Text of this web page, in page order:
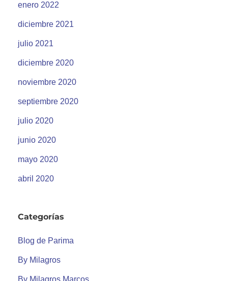
enero 2022
diciembre 2021
julio 2021
diciembre 2020
noviembre 2020
septiembre 2020
julio 2020
junio 2020
mayo 2020
abril 2020
Categorías
Blog de Parima
By Milagros